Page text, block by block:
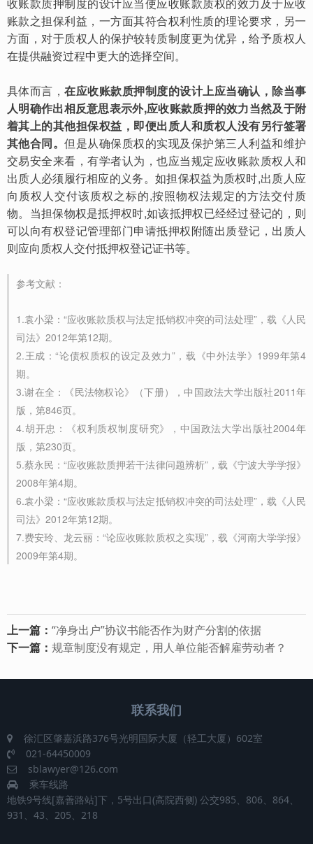
账款之担保利益，一方面其符合权利性质的理论要求，另一
方面，对于质权人的保护较转质制度更为优异，给予质权人
在提供融资过程中更大的选择空间。
具体而言，在应收账款质押制度的设计上应当确认，除当事
人明确作出相反意思表示外,应收账款质押的效力当然及于附
着其上的其他担保权益，即便出质人和质权人没有另行签署
其他合同。但是从确保质权的实现及保护第三人利益和维护
交易安全来看，有学者认为，也应当规定应收账款质权人和
出质人必须履行相应的义务。如担保权益为质权时,出质人应
向质权人交付该质权之标的,按照物权法规定的方法交付质
物。当担保物权是抵押权时,如该抵押权已经经过登记的，则
可以向有权登记管理部门申请抵押权附随出质登记，出质人
则应向质权人交付抵押权登记证书等。
参考文献：
1.袁小梁：“应收账款质权与法定抵销权冲突的司法处理”，载《人民
司法》2012年第12期。
2.王成：“论债权质权的设定及效力”，载《中外法学》1999年第4
期。
3.谢在全：《民法物权论》（下册），中国政法大学出版社2011年
版，第846页。
4.胡开忠：《权利质权制度研究》，中国政法大学出版社2004年
版，第230页。
5.蔡永民：“应收账款质押若干法律问题辨析”，载《宁波大学学报》
2008年第4期。
6.袁小梁：“应收账款质权与法定抵销权冲突的司法处理”，载《人民
司法》2012年第12期。
7.费安玲、龙云丽：“论应收账款质权之实现”，载《河南大学学报》
2009年第4期。
上一篇： “净身出户”协议书能否作为财产分割的依据
下一篇： 规章制度没有规定，用人单位能否解雇劳动者？
联系我们
徐汇区肇嘉浜路376号光明国际大厦（轻工大厦）602室
021-64450009
sblawyer@126.com
乘车线路
地铁9号线[嘉善路站]下，5号出口(高院西侧) 公交985、806、864、
931、43、205、218